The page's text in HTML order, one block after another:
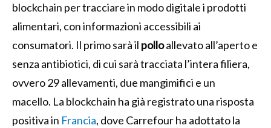
blockchain per tracciare in modo digitale i prodotti
alimentari, con informazioni accessibili ai
consumatori. Il primo sarà il polloallevato all’aperto e
senza antibiotici, di cui sarà tracciata l’intera filiera,
ovvero 29 allevamenti, due mangimifici e un
macello. La blockchain ha già registrato una risposta
positiva in Francia, dove Carrefour ha adottato la